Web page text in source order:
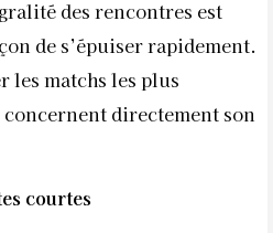
des rencontres est
de s’épuiser rapidement.
les matchs les plus
directement son
courtes